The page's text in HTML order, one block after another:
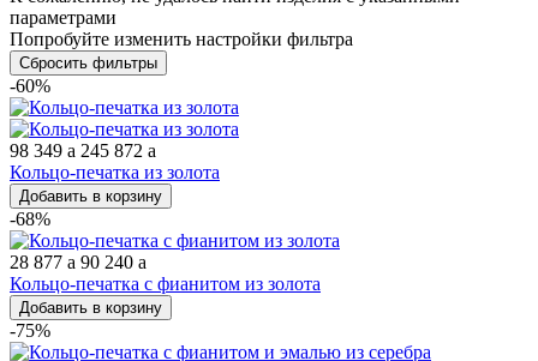
параметрами
Попробуйте изменить настройки фильтра
Сбросить фильтры
-60%
98 349 a 245 872 a
Кольцо-печатка из золота
Добавить в корзину
-68%
28 877 a 90 240 a
Кольцо-печатка с фианитом из золота
Добавить в корзину
-75%